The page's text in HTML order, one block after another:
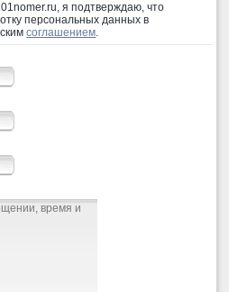
я подтверждаю, что
персональных данных в
соглашением.